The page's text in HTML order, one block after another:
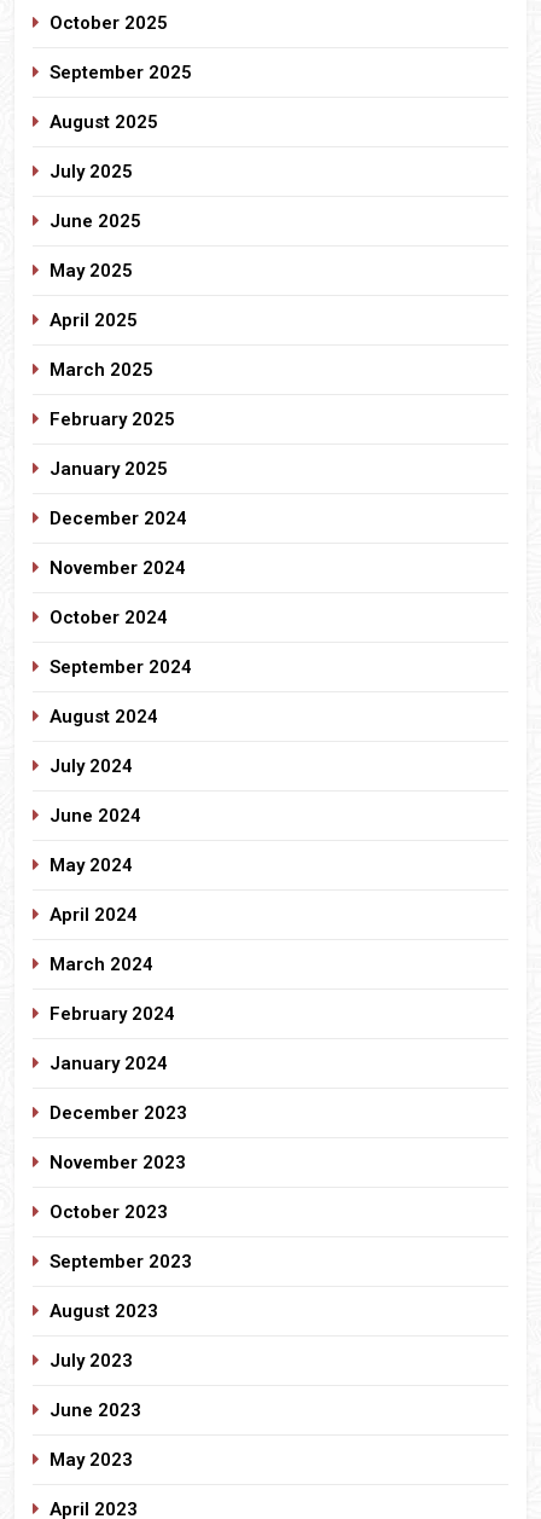
October 2025
September 2025
August 2025
July 2025
June 2025
May 2025
April 2025
March 2025
February 2025
January 2025
December 2024
November 2024
October 2024
September 2024
August 2024
July 2024
June 2024
May 2024
April 2024
March 2024
February 2024
January 2024
December 2023
November 2023
October 2023
September 2023
August 2023
July 2023
June 2023
May 2023
April 2023